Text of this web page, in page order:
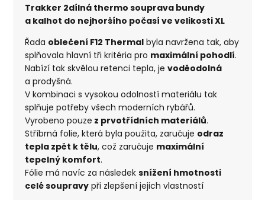
Trakker 2dílná thermo souprava bundy
a kalhot do nejhoršího počasí ve velikosti XL
Řada oblečení F12 Thermal byla navržena tak, aby
splňovala hlavní tři kritéria pro maximální pohodlí.
Nabízí tak skvělou retenci tepla, jevoděodolná
a prodyšná.
V kombinaci s vysokou odolností materiálu tak
splňuje potřeby všech moderních rybářů.
Vyrobeno pouze z prvotřídních materiálů.
Stříbrná folie, která byla použita, zaručuje odraz
tepla zpět k tělu, což zaručuje maximální
tepelný komfort.
Fólie má navíc za následeksnížení hmotnosti
celé soupravy při zlepšení jejich vlastností